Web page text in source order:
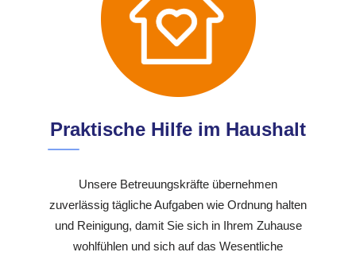
Praktische Hilfe im Haushalt
Unsere Betreuungskräfte übernehmen
zuverlässig tägliche Aufgaben wie Ordnung halten
und Reinigung, damit Sie sich in Ihrem Zuhause
wohlfühlen und sich auf das Wesentliche